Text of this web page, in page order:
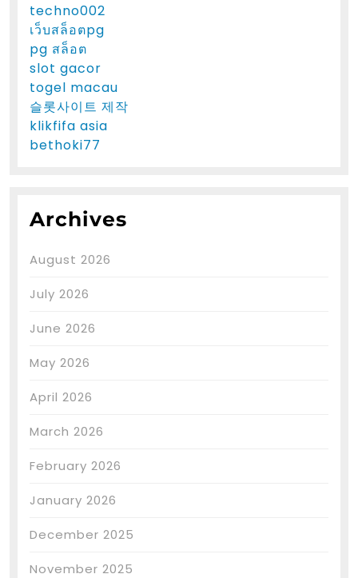
techno002
เว็บสล็อตpg
pg สล็อต
slot gacor
togel macau
슬롯사이트 제작
klikfifa asia
bethoki77
Archives
August 2026
July 2026
June 2026
May 2026
April 2026
March 2026
February 2026
January 2026
December 2025
November 2025